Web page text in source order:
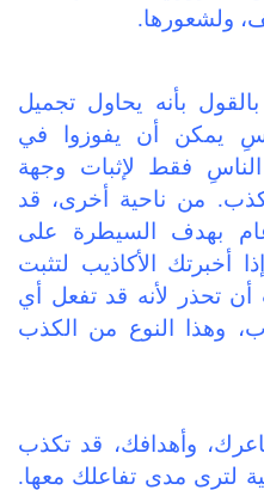
ولشعورها.
بأنه يحاول تجميل
يمكن أن يفوزوا في
فقط لإثبات وجهة
من ناحية أخرى، قد
بهدف السيطرة على
أخبرتك الأكاذيب لتثبت
تحذر لأنه قد تفعل أي
وهذا النوع من الكذب
وأهدافك، قد تكذب
لترى مدى تفاعلك معها.